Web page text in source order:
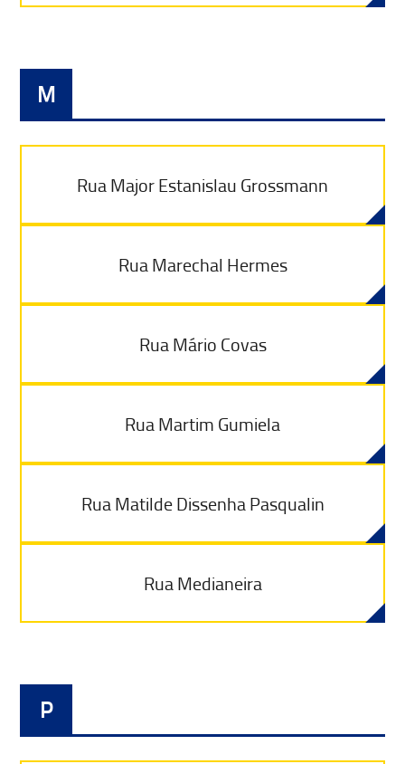
M
Rua Major Estanislau Grossmann
Rua Marechal Hermes
Rua Mário Covas
Rua Martim Gumiela
Rua Matilde Dissenha Pasqualin
Rua Medianeira
P